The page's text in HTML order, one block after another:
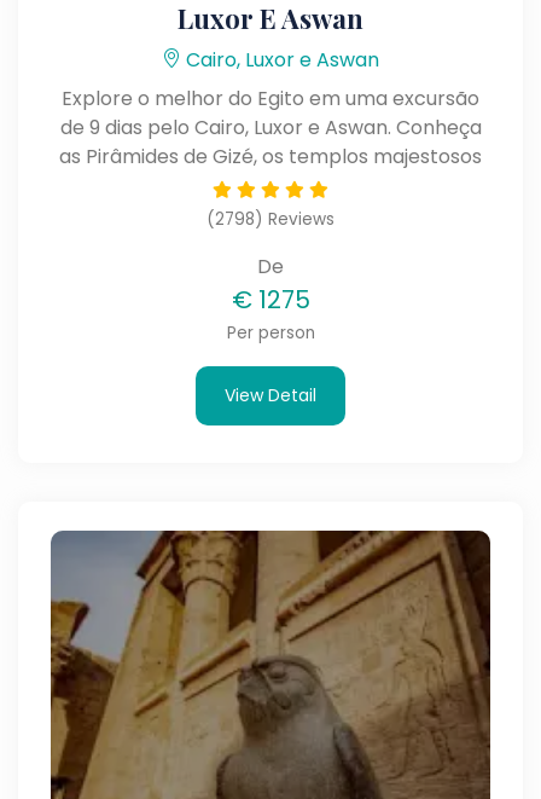
Luxor E Aswan
Cairo, Luxor e Aswan
Explore o melhor do Egito em uma excursão
de 9 dias pelo Cairo, Luxor e Aswan. Conheça
as Pirâmides de Gizé, os templos majestosos
de Luxor e os monumentos históricos de
Aswan em uma viagem inesquecível.
(2798) Reviews
De
€ 1275
Per person
View Detail